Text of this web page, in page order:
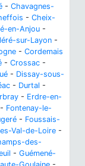
- Chavagnes-
- Cheix-
en-Anjou -
sur-Layon -
- Cordemais
- Crossac -
- Dissay-sous-
- Durtal -
- Erdre-en-
- Fontenay-le-
- Foussais-
Val-de-Loire -
des-
- Guémené-